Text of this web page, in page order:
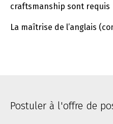
craftsmanship sont requis
La maîtrise de l’anglais
Postuler à l'offre de